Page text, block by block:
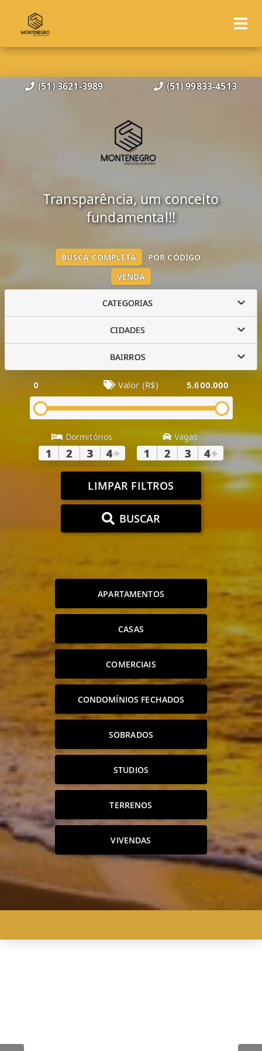
(51) 3621-3989 (51) 99833-4513
Transparência, um conceito
fundamental!!
VENDA
BUSCA COMPLETA POR CÓDIGO
CATEGORIAS
CIDADES
BAIRROS
0 Valor (R$) 5.600.000
Dormitórios
1 2 3 4+
Vagas
1 2 3 4+
LIMPAR FILTROS
BUSCAR
APARTAMENTOS
CASAS
COMERCIAIS
CONDOMÍNIOS FECHADOS
SOBRADOS
STUDIOS
TERRENOS
VIVENDAS